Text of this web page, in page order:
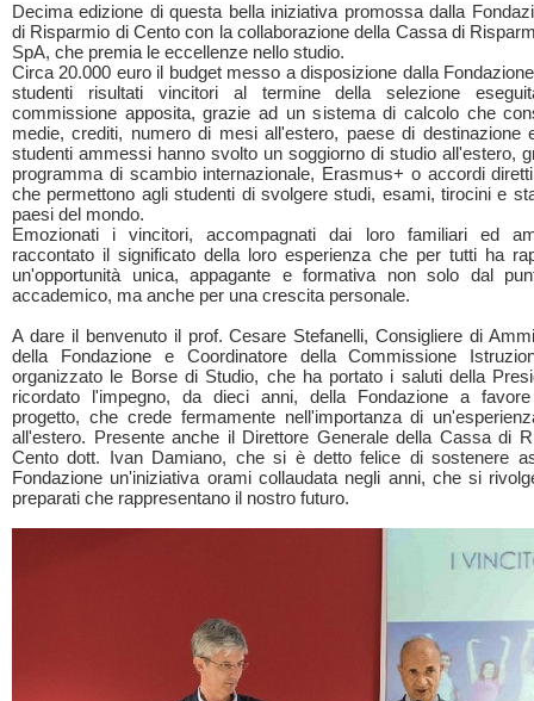
Decima edizione di questa bella iniziativa promossa dalla
di Risparmio di Cento con la collaborazione della Cassa di
SpA, che premia le eccellenze nello studio.
Circa 20.000 euro il budget messo a disposizione dalla
studenti risultati vincitori al termine della selezione
commissione apposita, grazie ad un sistema di calcolo che
medie, crediti, numero di mesi all'estero, paese di destinazione
studenti ammessi hanno svolto un soggiorno di studio all'estero,
programma di scambio internazionale, Erasmus+ o accordi
che permettono agli studenti di svolgere studi, esami, tirocini e
paesi del mondo.
Emozionati i vincitori, accompagnati dai loro familiari ed
raccontato il significato della loro esperienza che per tutti ha
un'opportunità unica, appagante e formativa non solo dal
accademico, ma anche per una crescita personale.
A dare il benvenuto il prof. Cesare Stefanelli, Consigliere di
della Fondazione e Coordinatore della Commissione
organizzato le Borse di Studio, che ha portato i saluti della
ricordato l'impegno, da dieci anni, della Fondazione a
progetto, che crede fermamente nell'importanza di
all'estero. Presente anche il Direttore Generale della Cassa di
Cento dott. Ivan Damiano, che si è detto felice di sostenere
Fondazione un'iniziativa orami collaudata negli anni, che si
preparati che rappresentano il nostro futuro.